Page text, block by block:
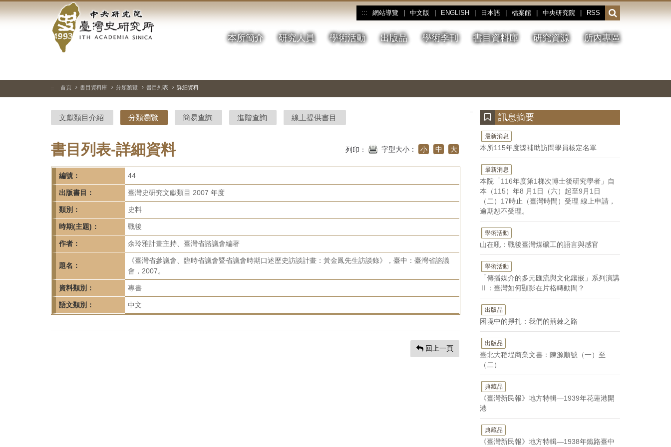
到
中
央
研
院-
臺
灣
史
研
究
所-
首
頁
::: 網站導覽 中文版 ENGLISH 日本語 檔案館 中央研究院 RSS
開
啟
或
收
本所簡介 研究人員 學術活動 出版品 學術季刊 書目資料庫 研究資源 所內專區
停、
圖
圖
結
::: 首頁 書目資料庫 分類瀏覽 書目列表 詳細資料
文獻類目介紹 分類瀏覽 簡易查詢 進階查詢 線上提供書目
書目列表-詳細資料 列印： 字型大小： 小 中 大
編號： 44
出版書目： 臺灣史研究文獻類目 2007 年度
類別： 史料
時期(主題)： 戰後
作者： 余玲雅計畫主持、臺灣省諮議會編著
題名：
《臺灣省參議會、臨時省議會暨省議會時期口述歷史訪談計畫：黃金鳳先生訪談錄》，臺中：臺灣省諮議
會，2007。
資料類別： 專書
語文類別： 中文
回上一頁
訊息摘要
最新消息
本所115年度獎補助訪問學員核定名單
最新消息
本院「116年度第1梯次博士後研究學者」自
本（115）年8 月1日（六）起至9月1日
（二）17時止（臺灣時間）受理 線上申請，
逾期恕不受理。
學術活動
山在吼：戰後臺灣煤礦工的語言與感官
學術活動
「傳播媒介的多元匯流與文化鑲嵌」系列演講
Ⅱ：臺灣如何顯影在片格轉動間？
出版品
困境中的掙扎：我們的荊棘之路
出版品
臺北大稻埕商業文書：陳源順號（一）至
（二）
典藏品
《臺灣新民報》地方特輯—1939年花蓮港開
港
典藏品
《臺灣新民報》地方特輯—1938年鐵路臺中